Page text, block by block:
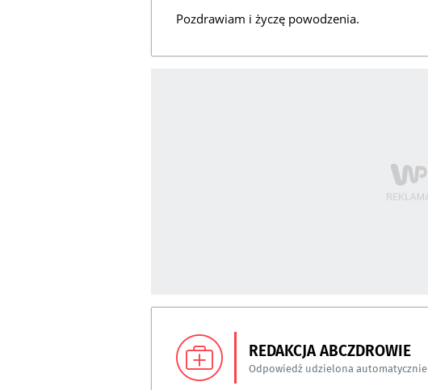
Pozdrawiam i życzę powodzenia.
REDAKCJA ABCZDROWIE
Odpowiedź udzielona automatycznie